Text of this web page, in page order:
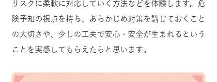
リスクに柔軟に対応していく方法などを体験します。 危
険予知の視点を持ち、あらかじめ対策を講じておくこと
の大切さや、少しの工夫で安心・安全が生まれるという
ことを実感してもらえたらと思います。